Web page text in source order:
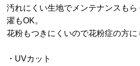
汚れにくい生地でメンテナンスも
濯もOK。
花粉もつきにくいので花粉症の方に
・UVカット